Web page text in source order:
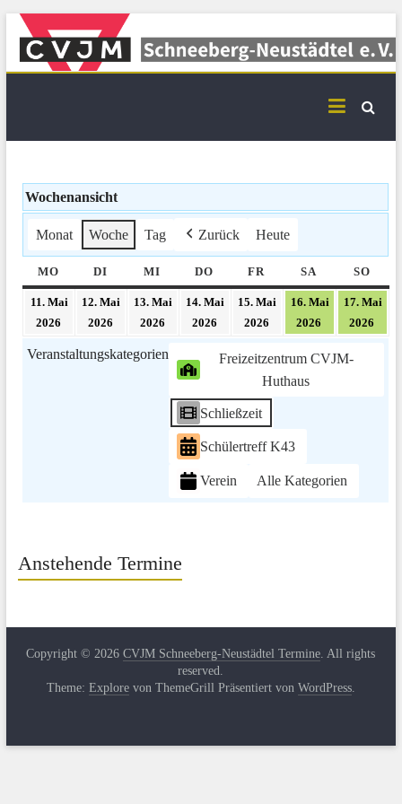
Skip
content
Neustädtel Termine
Wochenansicht
Monat Woche Tag Zurück Heute
MO MONTAG
DI DIENSTAG
MI MITTWOCH
DO DONNERSTAG
FR FREITAG
SA SAMSTAG
SO
11. Mai
2026
2026
12. Mai
2026
2026
13. Mai
2026
2026
14. Mai
2026
2026
15. Mai
2026
2026
16. Mai
2026
2026
17. Mai
2026
Veranstaltungskategorien
Freizeitzentrum CVJM-
Huthaus
Schließzeit
Schülertreff K43
Verein Alle Kategorien
Anstehende Termine
Copyright © 2026CVJM Schneeberg-Neustädtel Termine. All rights
reserved.
Theme: Explorevon ThemeGrill Präsentiert von WordPress.